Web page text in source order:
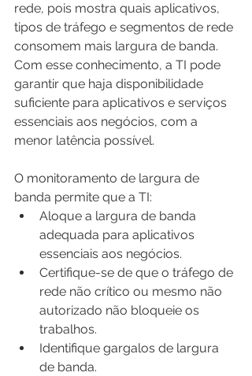
rede, pois mostra quais aplicativos,
tipos de tráfego e segmentos de rede
consomem mais largura de banda.
Com esse conhecimento, a TI pode
garantir que haja disponibilidade
suficiente para aplicativos e serviços
essenciais aos negócios, com a
menor latência possível.
O monitoramento de largura de
banda permite que a TI:
Aloque a largura de banda
adequada para aplicativos
essenciais aos negócios.
Certifique-se de que o tráfego de
rede não crítico ou mesmo não
autorizado não bloqueie os
trabalhos.
Identifique gargalos de largura
de banda.